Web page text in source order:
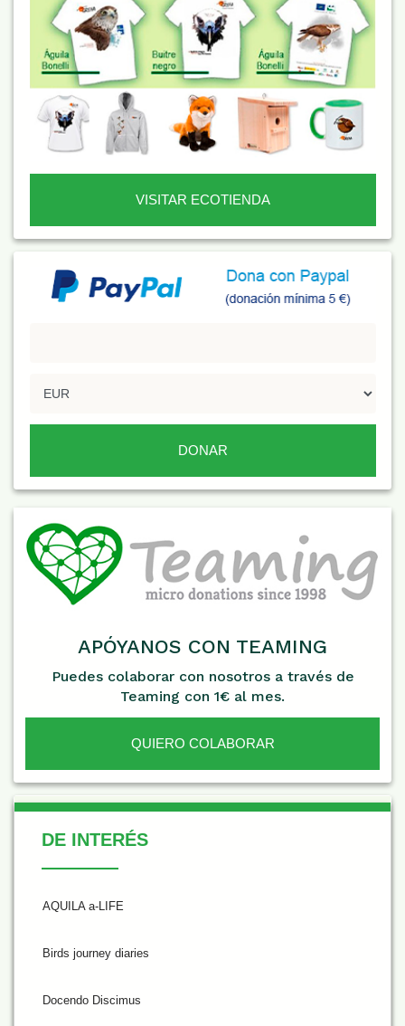
VISITAR ECOTIENDA
APÓYANOS CON TEAMING
Puedes colaborar con nosotros a través de
Teaming con 1€ al mes.
QUIERO COLABORAR
De Interés
DE INTERÉS
AQUILA a-LIFE
Birds journey diaries
Docendo Discimus